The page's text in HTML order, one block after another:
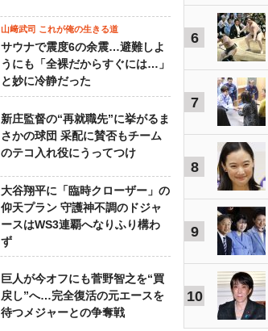
山﨑武司 これが俺の生きる道
サウナで震度6の余震…避難しよ
うにも「全裸だからすぐには…」
と妙に冷静だった
新庄監督の“再就職先”に挙がるま
さかの球団 采配に賛否もチーム
のテコ入れ役にうってつけ
大谷翔平に「臨時クローザー」の
仰天プラン 守護神不調のドジャ
ースはWS3連覇へなりふり構わ
ず
巨人が今オフにも菅野智之を“買
戻し”へ…完全復活の元エースを
待つメジャーとの争奪戦
6
7
8
9
10